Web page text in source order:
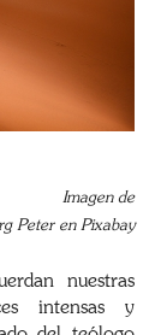
de
Peter en Pixabay
nuestras
intensas y